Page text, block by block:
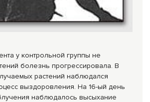
у контрольной группы не
болезнь прогрессировала. В
растений наблюдался
выздоровления. На 16-ый день
наблюдалось высыхание